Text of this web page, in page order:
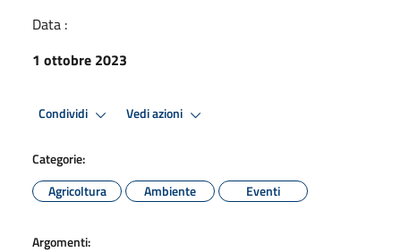
Data :
1 ottobre 2023
Condividi Vedi azioni
Categorie:
Agricoltura
Ambiente Eventi
Argomenti: